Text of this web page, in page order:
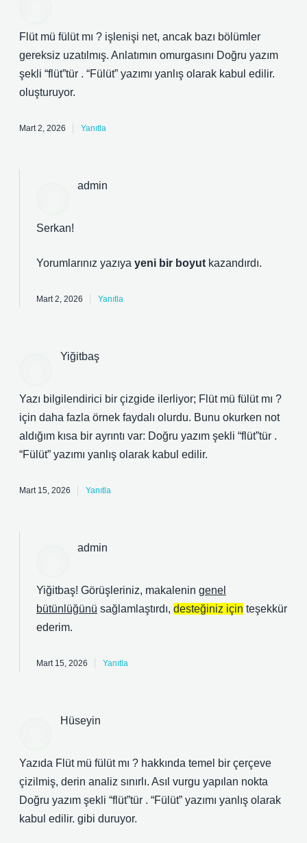
Flüt mü fülüt mı ? işlenişi net, ancak bazı bölümler
gereksiz uzatılmış. Anlatımın omurgasını Doğru yazım
şekli “flüt”tür . “Fülüt” yazımı yanlış olarak kabul edilir.
oluşturuyor.
Mart 2, 2026 Yanıtla
admin
Serkan!
Yorumlarınız yazıya yeni bir boyut kazandırdı.
Mart 2, 2026 Yanıtla
Yiğitbaş
Yazı bilgilendirici bir çizgide ilerliyor; Flüt mü fülüt mı ?
için daha fazla örnek faydalı olurdu. Bunu okurken not
aldığım kısa bir ayrıntı var: Doğru yazım şekli “flüt”tür .
“Fülüt” yazımı yanlış olarak kabul edilir.
Mart 15, 2026 Yanıtla
admin
Yiğitbaş! Görüşleriniz, makalenin genel
bütünlüğünü sağlamlaştırdı, desteğiniz için teşekkür
ederim.
Mart 15, 2026 Yanıtla
Hüseyin
Yazıda Flüt mü fülüt mı ? hakkında temel bir çerçeve
çizilmiş, derin analiz sınırlı. Asıl vurgu yapılan nokta
Doğru yazım şekli “flüt”tür . “Fülüt” yazımı yanlış olarak
kabul edilir. gibi duruyor.